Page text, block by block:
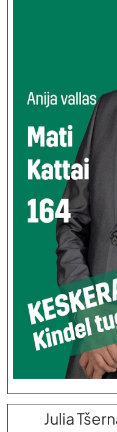
Julia